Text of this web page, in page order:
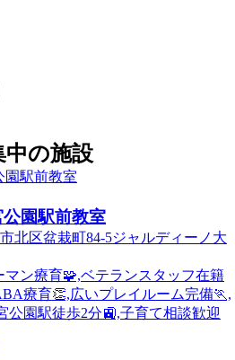
中の施設
園駅前教室
北区盆栽町84-5ジャルディーノ大
マン療育🧩,ベテランスタッフ在籍
療育👏,広いプレイルーム完備🏃,
公園駅徒歩2分🚉,子育て相談歓迎